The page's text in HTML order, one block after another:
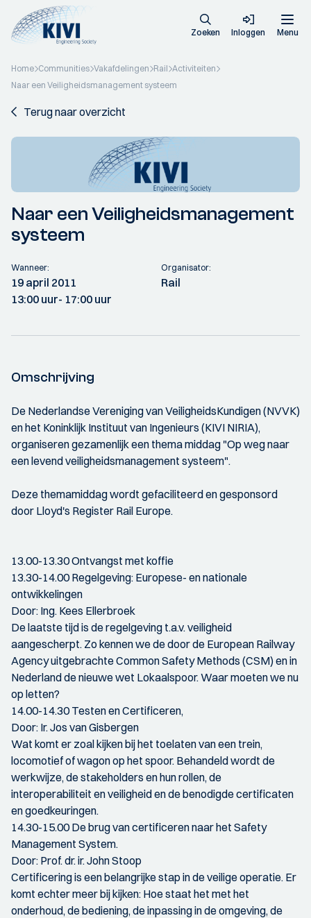
Zoeken Inloggen Menu
Home Communities Vakafdelingen Rail Activiteiten
Naar een Veiligheidsmanagement systeem
Terug naar overzicht
Naar een Veiligheidsmanagement
systeem
Wanneer:
19 april 2011
13:00 uur- 17:00 uur
Organisator:
Rail
Omschrijving
De Nederlandse Vereniging van VeiligheidsKundigen (NVVK)
en het Koninklijk Instituut van Ingenieurs (KIVI NIRIA),
organiseren gezamenlijk een thema middag "Op weg naar
een levend veiligheidsmanagement systeem".
Deze themamiddag wordt gefaciliteerd en gesponsord
door Lloyd's Register Rail Europe.
13.00-13.30 Ontvangst met koffie
13.30-14.00 Regelgeving: Europese- en nationale
ontwikkelingen
Door: Ing. Kees Ellerbroek
De laatste tijd is de regelgeving t.a.v. veiligheid
aangescherpt. Zo kennen we de door de European Railway
Agency uitgebrachte Common Safety Methods (CSM) en in
Nederland de nieuwe wet Lokaalspoor. Waar moeten we nu
op letten?
14.00-14.30 Testen en Certificeren,
Door: Ir. Jos van Gisbergen
Wat komt er zoal kijken bij het toelaten van een trein,
locomotief of wagon op het spoor. Behandeld wordt de
werkwijze, de stakeholders en hun rollen, de
interoperabiliteit en veiligheid en de benodigde certificaten
en goedkeuringen.
14.30-15.00 De brug van certificeren naar het Safety
Management System.
Door: Prof. dr. ir. John Stoop
Certificering is een belangrijke stap in de veilige operatie. Er
komt echter meer bij kijken: Hoe staat het met het
onderhoud, de bediening, de inpassing in de omgeving, de